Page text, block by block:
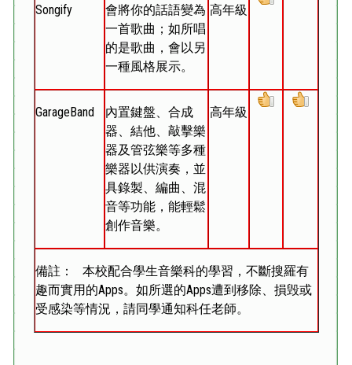
Songify
會將你的話語變為
一首歌曲；如所唱
的是歌曲，會以另
一種風格展示。
高年級
GarageBand
內置鍵盤、合成
器、結他、敲擊樂
器及管弦樂等多種
樂器以供演奏，並
具錄製、編曲、混
音等功能，能輕鬆
創作音樂。
高年級
備註： 本校配合學生音樂科的學習，不斷搜羅有
趣而實用的Apps。如所選的Apps遭到移除、損毁或
受感染等情況，請同學通知科任老師。